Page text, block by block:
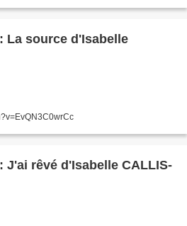
La source d'Isabelle